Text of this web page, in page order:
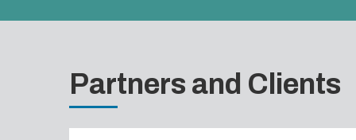
Partners and Clients